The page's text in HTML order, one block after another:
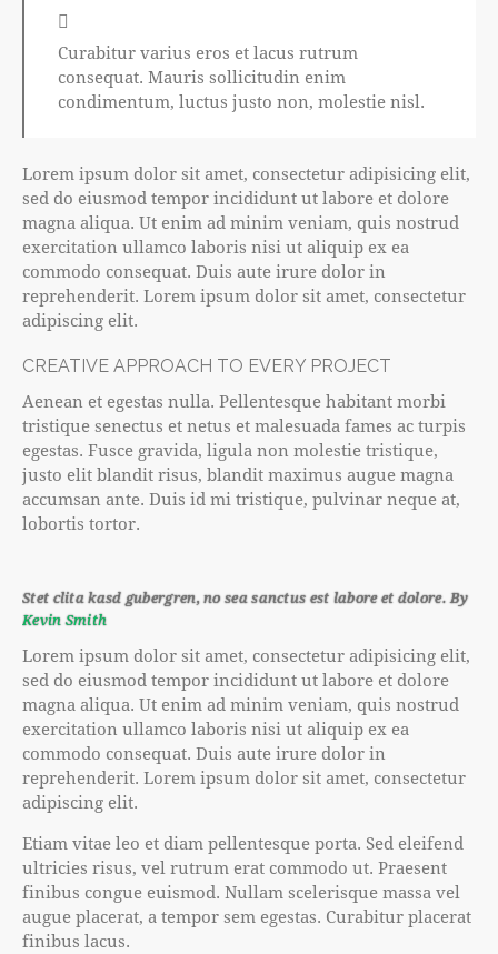
Curabitur varius eros et lacus rutrum
consequat. Mauris sollicitudin enim
condimentum, luctus justo non, molestie nisl.
Lorem ipsum dolor sit amet, consectetur adipisicing elit,
sed do eiusmod tempor incididunt ut labore et dolore
magna aliqua. Ut enim ad minim veniam, quis nostrud
exercitation ullamco laboris nisi ut aliquip ex ea
commodo consequat. Duis aute irure dolor in
reprehenderit. Lorem ipsum dolor sit amet, consectetur
adipiscing elit.
CREATIVE APPROACH TO EVERY PROJECT
Aenean et egestas nulla. Pellentesque habitant morbi
tristique senectus et netus et malesuada fames ac turpis
egestas. Fusce gravida, ligula non molestie tristique,
justo elit blandit risus, blandit maximus augue magna
accumsan ante. Duis id mi tristique, pulvinar neque at,
lobortis tortor.
Stet clita kasd gubergren, no sea sanctus est labore et dolore. By
Kevin Smith
Lorem ipsum dolor sit amet, consectetur adipisicing elit,
sed do eiusmod tempor incididunt ut labore et dolore
magna aliqua. Ut enim ad minim veniam, quis nostrud
exercitation ullamco laboris nisi ut aliquip ex ea
commodo consequat. Duis aute irure dolor in
reprehenderit. Lorem ipsum dolor sit amet, consectetur
adipiscing elit.
Etiam vitae leo et diam pellentesque porta. Sed eleifend
ultricies risus, vel rutrum erat commodo ut. Praesent
finibus congue euismod. Nullam scelerisque massa vel
augue placerat, a tempor sem egestas. Curabitur placerat
finibus lacus.